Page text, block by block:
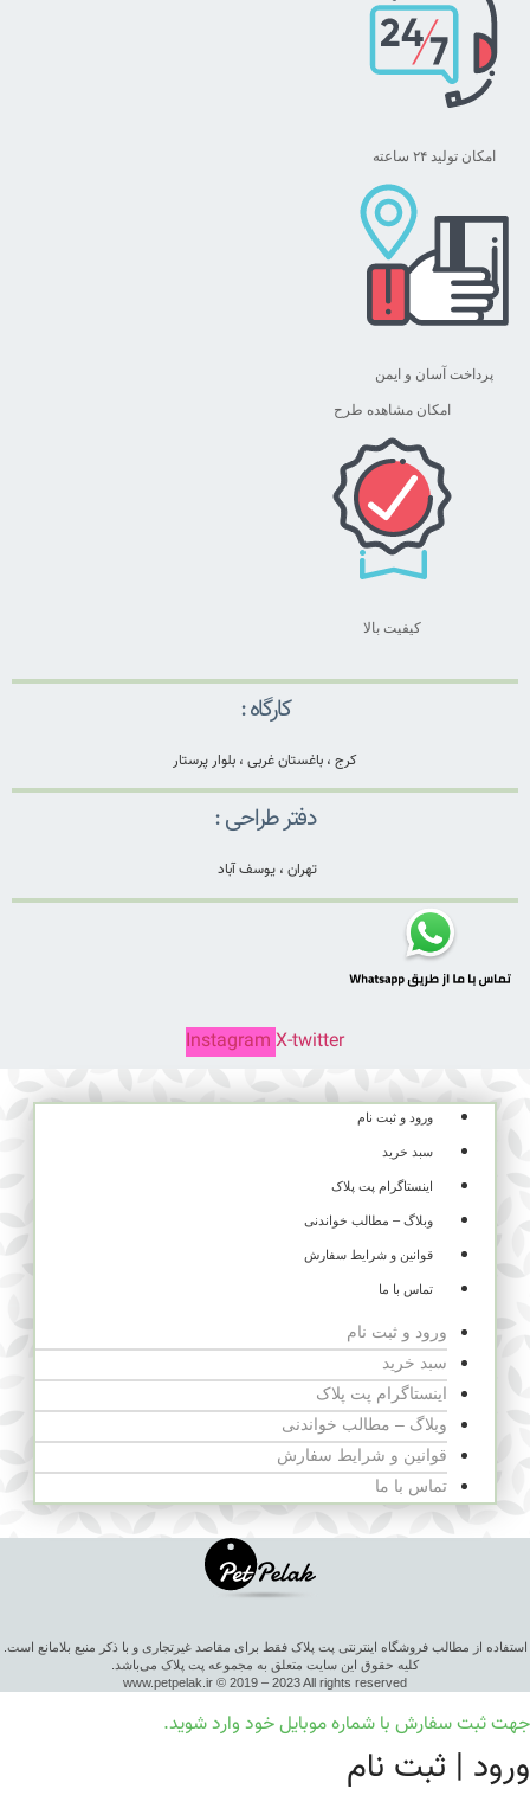
امکان تولید ۲۴ ساعته
پرداخت آسان و ایمن
امکان مشاهده طرح
کیفیت بالا
کارگاه :
کرج ، باغستان غربی ، بلوار پرستار
دفتر طراحی :
تهران ، یوسف آباد
Instagram X-twitter
ورود و ثبت نام
سبد خرید
اینستاگرام پت پلاک
وبلاگ – مطالب خواندنی
قوانین و شرایط سفارش
تماس با ما
ورود و ثبت نام
سبد خرید
اینستاگرام پت پلاک
وبلاگ – مطالب خواندنی
قوانین و شرایط سفارش
تماس با ما
استفاده از مطالب فروشگاه اینترنتی پت پلاک فقط برای مقاصد غیرتجاری و با ذکر منبع بلامانع است.
کلیه حقوق این سایت متعلق به مجموعه پت پلاک می‌باشد.
www.petpelak.ir © 2019 – 2023 All rights reserved
جهت ثبت سفارش با شماره موبایل خود وارد شوید.
ورود | ثبت نام